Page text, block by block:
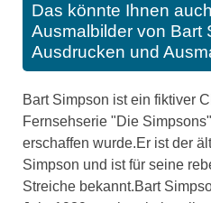
Das könnte Ihnen
Ausmalbilder von Bart
Ausdrucken und
Bart Simpson ist ein fiktiver
Fernsehserie "Die
erschaffen wurde.Er ist der
Simpson und ist für seine
Streiche bekannt.Bart